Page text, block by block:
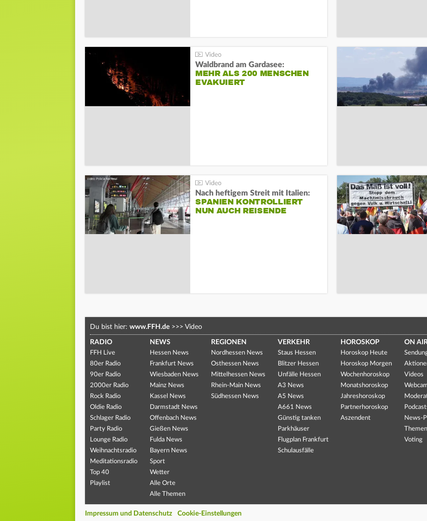
Waldbrand am Gardasee:
MEHR ALS 200 MENSCHEN
EVAKUIERT
Nach heftigem Streit mit Italien:
SPANIEN KONTROLLIERT
NUN AUCH REISENDE
Du bist hier: www.FFH.de >>> Video
RADIO
FFH Live
80er Radio
90er Radio
2000er Radio
Rock Radio
Oldie Radio
Schlager Radio
Party Radio
Lounge Radio
Weihnachtsradio
Meditationsradio
Top 40
Playlist
NEWS
Hessen News
Frankfurt News
Wiesbaden News
Mainz News
Kassel News
Darmstadt News
Offenbach News
Gießen News
Fulda News
Bayern News
Sport
Wetter
Alle Orte
Alle Themen
REGIONEN
Nordhessen News
Osthessen News
Mittelhessen News
Rhein-Main News
Südhessen News
VERKEHR
Staus Hessen
Blitzer Hessen
Unfälle Hessen
A3 News
A5 News
A661 News
Günstig tanken
Parkhäuser
Flugplan Frankfurt
Schulausfälle
HOROSKOP
Horoskop Heute
Horoskop Morgen
Wochenhoroskop
Monatshoroskop
Jahreshoroskop
Partnerhoroskop
Aszendent
ON
Videos
News-
Voting
Impressum und Datenschutz Cookie-Einstellungen